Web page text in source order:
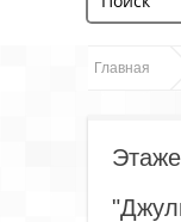
Главная